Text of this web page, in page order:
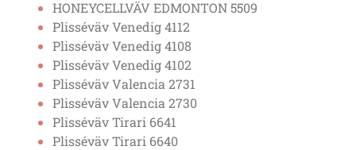
HONEYCELLVÄV EDMONTON 5509
Plisséväv Venedig 4112
Plisséväv Venedig 4108
Plisséväv Venedig 4102
Plisséväv Valencia 2731
Plisséväv Valencia 2730
Plisséväv Tirari 6641
Plisséväv Tirari 6640